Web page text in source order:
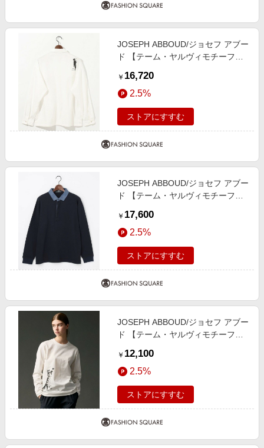
JOSEPH ABBOUD/ジョセフ アブー
ド 【テーム・ヤルヴィモチーフ】
ディースシルエット
￥ 16,720
2.5%
ストアにすすむ
JOSEPH ABBOUD/ジョセフ アブー
ド 【テーム・ヤルヴィモチーフ】
￥ 17,600
2.5%
ストアにすすむ
JOSEPH ABBOUD/ジョセフ アブー
ド 【テーム・ヤルヴィモチーフ】
ホワイト×ネコ LL
￥ 12,100
2.5%
ストアにすすむ